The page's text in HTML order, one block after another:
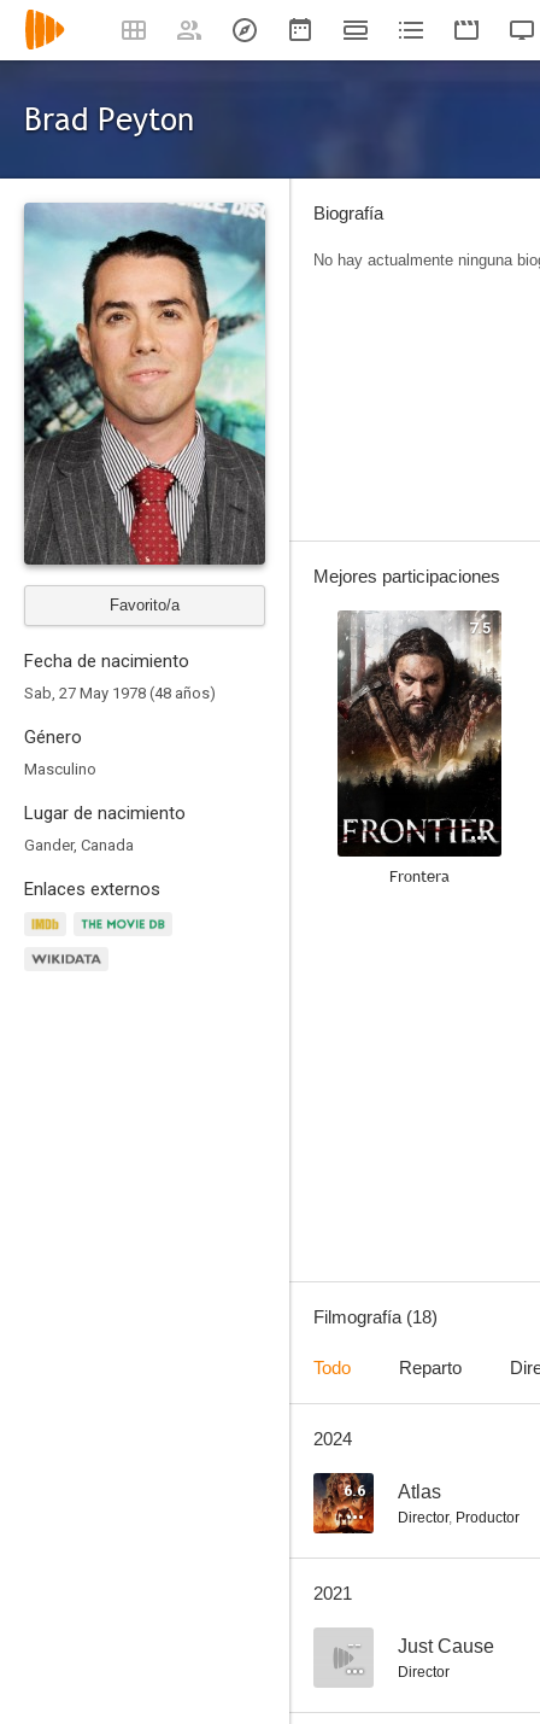
Brad Peyton
Favorito/a
Fecha de nacimiento
Sab, 27 May 1978 (48 años)
Género
Masculino
Lugar de nacimiento
Gander, Canada
Enlaces externos
Biografía
No hay actualmente ninguna
Mejores participaciones
7.5
Frontera
Filmografía (18)
Todo Reparto
2024
6.6 Atlas
Director, Productor
2021
-- Just Cause
Director